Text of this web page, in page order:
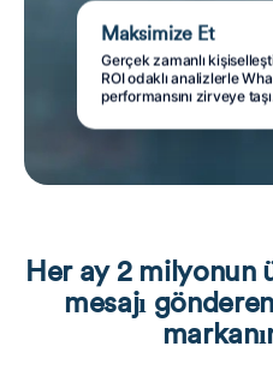
Maksimize Et
Gerçek zamanlı
ROI odaklı analizlerle
performansını zirveye taşı.
Her ay 2 milyonun
mesajı